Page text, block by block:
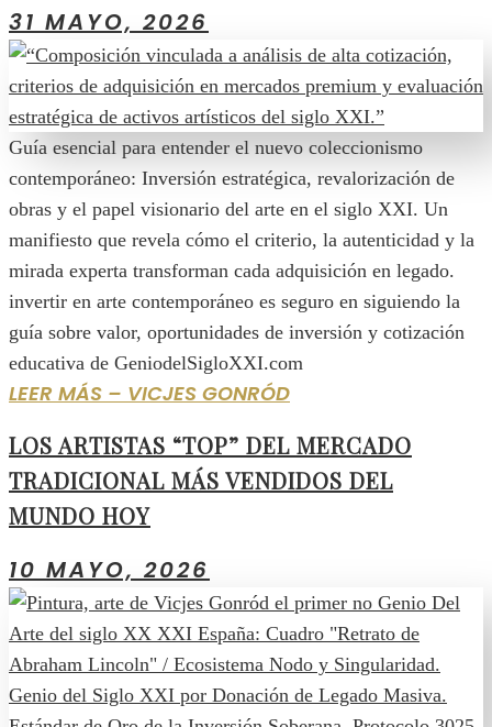
31 MAYO, 2026
Guía esencial para entender el nuevo coleccionismo
contemporáneo: Inversión estratégica, revalorización de
obras y el papel visionario del arte en el siglo XXI. Un
manifiesto que revela cómo el criterio, la autenticidad y la
mirada experta transforman cada adquisición en legado.
invertir en arte contemporáneo es seguro en siguiendo la
guía sobre valor, oportunidades de inversión y cotización
educativa de GeniodelSigloXXI.com
LEER MÁS – VICJES GONRÓD
LOS ARTISTAS “TOP” DEL MERCADO
TRADICIONAL MÁS VENDIDOS DEL
MUNDO HOY
10 MAYO, 2026